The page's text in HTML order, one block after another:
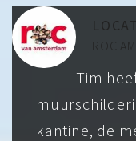
ROC
Tim
kantine, de